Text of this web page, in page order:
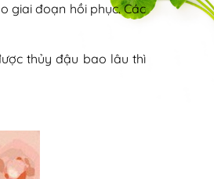
giai đoạn hồi phục. Các
thủy đậu bao lâu thì